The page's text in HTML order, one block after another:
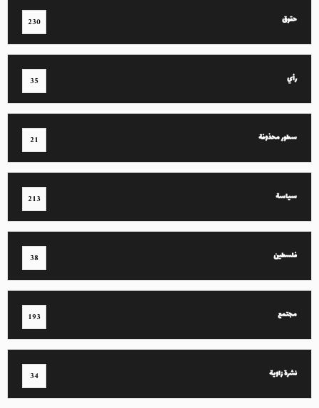
حقوق 230
رأي 35
سطور محذوفة 21
سياسة 213
فلسطين 38
مجتمع 193
نشرة زاوية 34